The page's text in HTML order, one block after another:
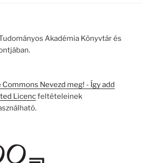
Akadémia Könyvtár és
Nevezd meg! - Így add
Licencfeltételeinek